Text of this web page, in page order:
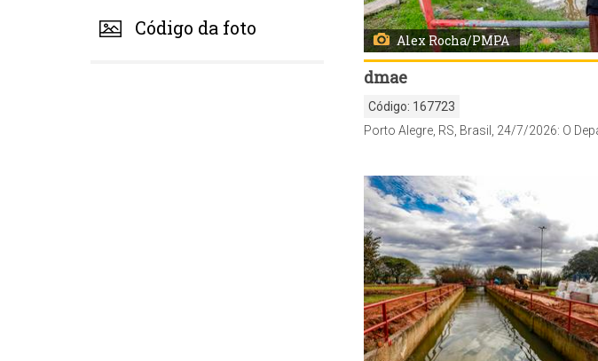
Código da foto
Alex Rocha/PMPA
dmae
Código: 167723